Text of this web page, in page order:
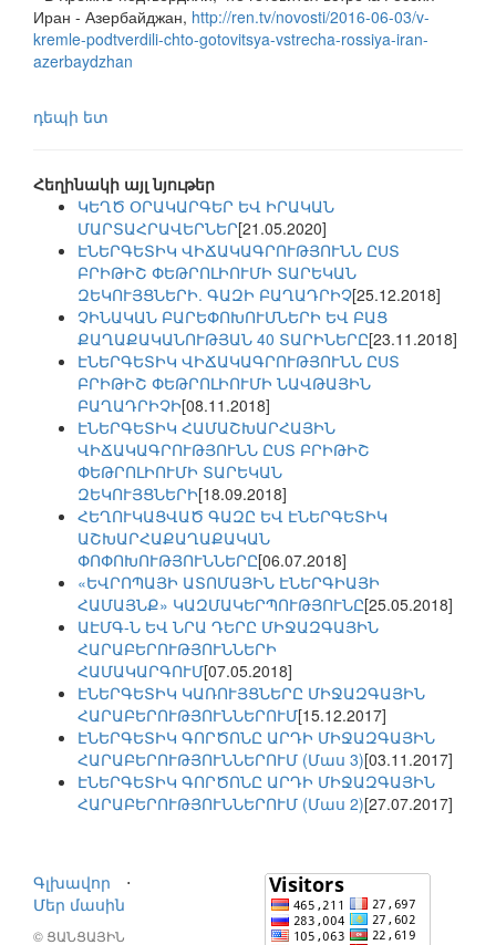
Иран - Азербайджан, http://ren.tv/novosti/2016-06-03/v-
kremle-podtverdili-chto-gotovitsya-vstrecha-rossiya-iran-
azerbaydzhan
դեպի ետ
Հեղինակի այլ նյութեր
ԿԵՂԾ ՕՐԱԿԱՐԳԵՐ ԵՎ ԻՐԱԿԱՆ
ՄԱՐՏԱՀՐԱՎԵՐՆԵՐ[21.05.2020]
ԷՆԵՐԳԵՏԻԿ ՎԻՃԱԿԱԳՐՈՒԹՅՈՒՆՆ ԸՍՏ
ԲՐԻԹԻՇ ՓԵԹՐՈԼԻՈՒՄԻ ՏԱՐԵԿԱՆ
ԶԵԿՈՒՅՑՆԵՐԻ. ԳԱԶԻ ԲԱՂԱԴՐԻՉ[25.12.2018]
ՉԻՆԱԿԱՆ ԲԱՐԵՓՈԽՈՒՄՆԵՐԻ ԵՎ ԲԱՑ
ՔԱՂԱՔԱԿԱՆՈՒԹՅԱՆ 40 ՏԱՐԻՆԵՐԸ[23.11.2018]
ԷՆԵՐԳԵՏԻԿ ՎԻՃԱԿԱԳՐՈՒԹՅՈՒՆՆ ԸՍՏ
ԲՐԻԹԻՇ ՓԵԹՐՈԼԻՈՒՄԻ ՆԱՎԹԱՅԻՆ
ԲԱՂԱԴՐԻՉԻ[08.11.2018]
ԷՆԵՐԳԵՏԻԿ ՀԱՄԱՇԽԱՐՀԱՅԻՆ
ՎԻՃԱԿԱԳՐՈՒԹՅՈՒՆՆ ԸՍՏ ԲՐԻԹԻՇ
ՓԵԹՐՈԼԻՈՒՄԻ ՏԱՐԵԿԱՆ
ԶԵԿՈՒՅՑՆԵՐԻ[18.09.2018]
ՀԵՂՈՒԿԱՑՎԱԾ ԳԱԶԸ ԵՎ ԷՆԵՐԳԵՏԻԿ
ԱՇԽԱՐՀԱՔԱՂԱՔԱԿԱՆ
ՓՈՓՈԽՈՒԹՅՈՒՆՆԵՐԸ[06.07.2018]
«ԵՎՐՈՊԱՅԻ ԱՏՈՄԱՅԻՆ ԷՆԵՐԳԻԱՅԻ
ՀԱՄԱՅՆՔ» ԿԱԶՄԱԿԵՐՊՈՒԹՅՈՒՆԸ[25.05.2018]
ԱԷՄԳ-Ն ԵՎ ՆՐԱ ԴԵՐԸ ՄԻՋԱԶԳԱՅԻՆ
ՀԱՐԱԲԵՐՈՒԹՅՈՒՆՆԵՐԻ
ՀԱՄԱԿԱՐԳՈՒՄ[07.05.2018]
ԷՆԵՐԳԵՏԻԿ ԿԱՌՈՒՅՑՆԵՐԸ ՄԻՋԱԶԳԱՅԻՆ
ՀԱՐԱԲԵՐՈՒԹՅՈՒՆՆԵՐՈՒՄ[15.12.2017]
ԷՆԵՐԳԵՏԻԿ ԳՈՐԾՈՆԸ ԱՐԴԻ ՄԻՋԱԶԳԱՅԻՆ
ՀԱՐԱԲԵՐՈՒԹՅՈՒՆՆԵՐՈՒՄ (Մաս 3)[03.11.2017]
ԷՆԵՐԳԵՏԻԿ ԳՈՐԾՈՆԸ ԱՐԴԻ ՄԻՋԱԶԳԱՅԻՆ
ՀԱՐԱԲԵՐՈՒԹՅՈՒՆՆԵՐՈՒՄ (Մաս 2)[27.07.2017]
Գլխավոր
⋅
Մեր մասին
© ՑԱՆՑԱՅԻՆ